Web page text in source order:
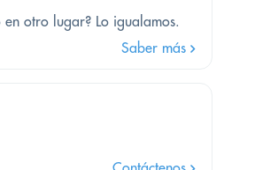
otro lugar? Lo igualamos.
Saber más